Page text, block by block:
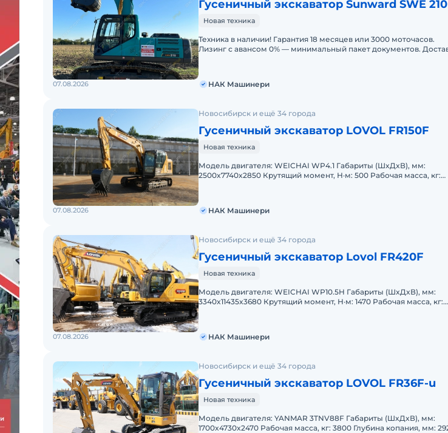
Гусеничный экскаватор Sunward SWE 210
Новая техника
Техника в наличии! Гарантия 18 месяцев или 3000 моточасов.
Лизинг с авансом 0% — минимальный пакет документов. Доставка
07.08.2026 НАК Машинери
Новосибирск и ещё 34 города
Гусеничный экскаватор LOVOL FR150F
Новая техника
Модель двигателя: WEICHAI WP4.1 Габариты (ШxДxВ), мм:
2500x7740x2850 Крутящий момент, Н·м: 500 Рабочая масса, кг:
07.08.2026 НАК Машинери
Новосибирск и ещё 34 города
Гусеничный экскаватор Lovol FR420F
Новая техника
Модель двигателя: WEICHAI WP10.5H Габариты (ШxДxВ), мм:
3340x11435x3680 Крутящий момент, Н·м: 1470 Рабочая масса, кг:
07.08.2026 НАК Машинери
Новосибирск и ещё 34 города
Гусеничный экскаватор LOVOL FR36F-u
Новая техника
Модель двигателя: YANMAR 3TNV88F Габариты (ШxДxВ), мм:
1700x4730x2470 Рабочая масса, кг: 3800 Глубина копания, мм: 2920